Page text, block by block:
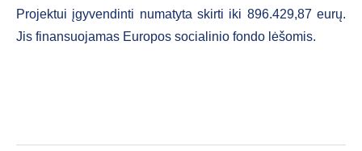
Projektui įgyvendinti numatyta skirti iki 896.429,87 eurų.
Jis finansuojamas Europos socialinio fondo lėšomis.